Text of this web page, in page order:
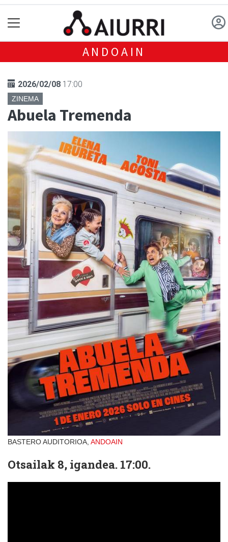
ANDOAIN
2026/02/08 17:00
ZINEMA
Abuela Tremenda
BASTERO AUDITORIOA, ANDOAIN
Otsailak 8, igandea. 17:00.